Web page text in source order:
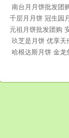
南台月月饼批发团
千层月月饼 冠生园
元祖月饼批发团购
玖芝是月饼 优享天
哈根达斯月饼 金龙